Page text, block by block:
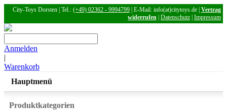
City-Toys Dorsten | Tel.: (+49) 02362 - 9994799 | E-Mail: info(at)citytoys.de | Vertrag
widerrufen Datenschutz Impressum
Anmelden
|
Warenkorb
Hauptmenü
Produktkategorien